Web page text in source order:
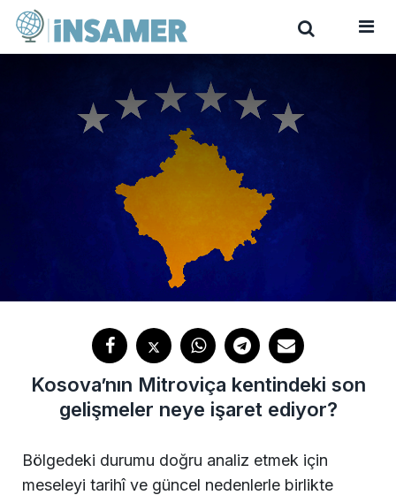
Kosova’nın Mitroviça kentindeki son
gelişmeler neye işaret ediyor?
Bölgedeki durumu doğru analiz etmek için
meseleyi tarihî ve güncel nedenlerle birlikte